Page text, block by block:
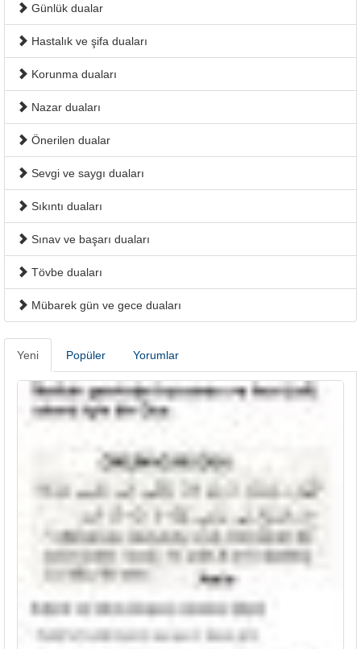
Günlük dualar
Hastalık ve şifa duaları
Korunma duaları
Nazar duaları
Önerilen dualar
Sevgi ve saygı duaları
Sıkıntı duaları
Sınav ve başarı duaları
Tövbe duaları
Mübarek gün ve gece duaları
Yeni Popüler Yorumlar